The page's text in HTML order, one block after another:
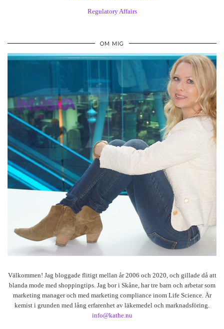
Regulatory Affairs
OM MIG
Välkommen! Jag bloggade flitigt mellan år 2006 och 2020, och gillade då att
blanda mode med shoppingtips. Jag bor i Skåne, har tre barn och arbetar som
marketing manager och med marketing compliance inom Life Science. Är
kemist i grunden med lång erfarenhet av läkemedel och marknadsföring.
info@kathe.nu